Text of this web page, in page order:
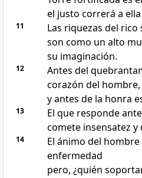
el justo correrá a
11
Las riquezas del
son como un alto
su imaginación.
12
Antes del
corazón del hombre,
y antes de la honra
13
El que responde
comete insensatez y
14
El ánimo del
enfermedad
pero, ¿quién